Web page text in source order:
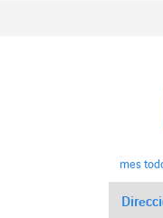
mes